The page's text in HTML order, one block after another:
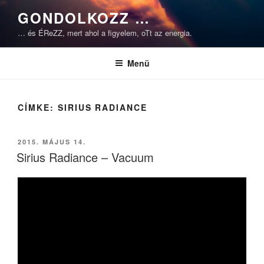
Tartalomhoz
GONDOLKOZZ …
… és ÉReZZ, mert ahol a figyelem, oTt az energia.
Menü
CÍMKE: SIRIUS RADIANCE
BEKÜLDVE:
2015. MÁJUS 14.
Sirius Radiance – Vacuum